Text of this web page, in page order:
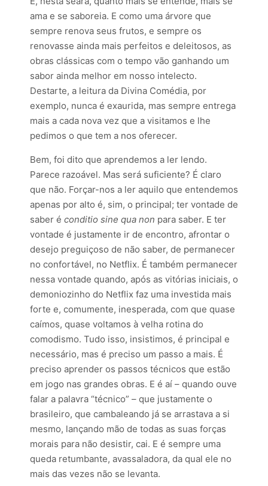
ama e se saboreia. E como uma árvore que
sempre renova seus frutos, e sempre os
renovasse ainda mais perfeitos e deleitosos, as
obras clássicas com o tempo vão ganhando um
sabor ainda melhor em nosso intelecto.
Destarte, a leitura da Divina Comédia, por
exemplo, nunca é exaurida, mas sempre entrega
mais a cada nova vez que a visitamos e lhe
pedimos o que tem a nos oferecer.
Bem, foi dito que aprendemos a ler lendo.
Parece razoável. Mas será suficiente? É claro
que não. Forçar-nos a ler aquilo que entendemos
apenas por alto é, sim, o principal; ter vontade de
saber é conditio sine qua non para saber. E ter
vontade é justamente ir de encontro, afrontar o
desejo preguiçoso de não saber, de permanecer
no confortável, no Netflix. É também permanecer
nessa vontade quando, após as vitórias iniciais, o
demoniozinho do Netflix faz uma investida mais
forte e, comumente, inesperada, com que quase
caímos, quase voltamos à velha rotina do
comodismo. Tudo isso, insistimos, é principal e
necessário, mas é preciso um passo a mais. É
preciso aprender os passos técnicos que estão
em jogo nas grandes obras. E é aí – quando ouve
falar a palavra “técnico” – que justamente o
brasileiro, que cambaleando já se arrastava a si
mesmo, lançando mão de todas as suas forças
morais para não desistir, cai. E é sempre uma
queda retumbante, avassaladora, da qual ele no
mais das vezes não se levanta.